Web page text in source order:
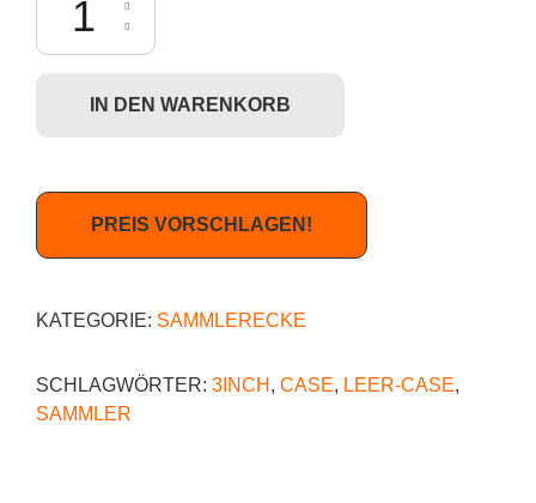
IN DEN WARENKORB
PREIS VORSCHLAGEN!
KATEGORIE: SAMMLERECKE
SCHLAGWÖRTER: 3INCH , CASE, LEER-CASE,
SAMMLER